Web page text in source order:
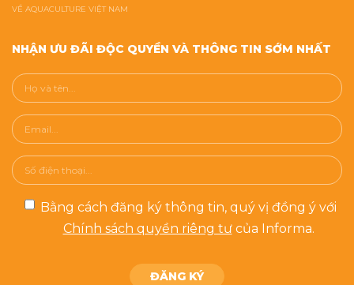
VỀ AQUACULTURE VIỆT NAM
NHẬN ƯU ĐÃI ĐỘC QUYỀN VÀ THÔNG TIN SỚM NHẤT
Bằng cách đăng ký thông tin, quý vị đồng ý với
Chính sách quyền riêng tưcủa Informa.